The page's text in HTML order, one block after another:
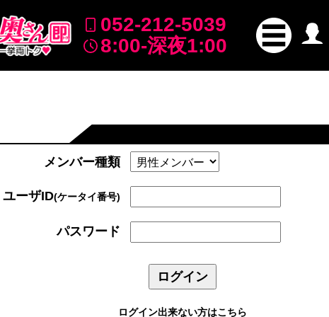
052-212-5039
8:00-深夜1:00
メンバー種類
ユーザID(ケータイ番号)
パスワード
ログイン出来ない方はこちら